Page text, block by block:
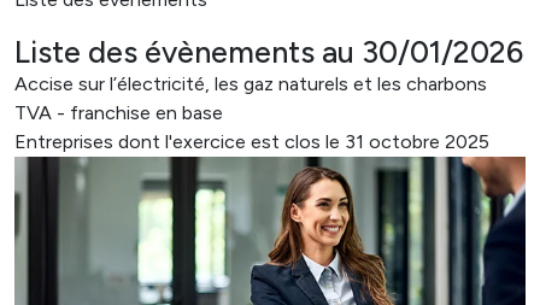
Liste des évènements au 30/01/2026
Accise sur l’électricité, les gaz naturels et les charbons
TVA - franchise en base
Entreprises dont l'exercice est clos le 31 octobre 2025